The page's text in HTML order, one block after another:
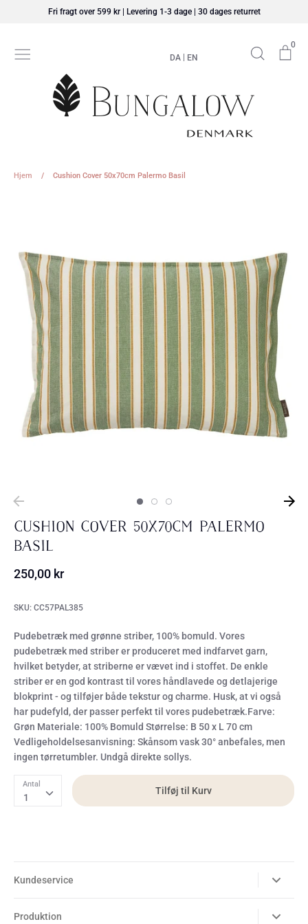
Fri fragt over 599 kr | Levering 1-3 dage | 30 dages returret
DA EN
Søg
0
Hjem / Cushion Cover 50x70cm Palermo Basil
Cushion Cover 50x70cm Palermo
Basil
250,00 kr
SKU: CC57PAL385
Pudebetræk med grønne striber, 100% bomuld. Vores
pudebetræk med striber er produceret med indfarvet garn,
hvilket betyder, at striberne er vævet ind i stoffet. De enkle
striber er en god kontrast til vores håndlavede og detlajerige
blokprint - og tilføjer både tekstur og charme. Husk, at vi også
har pudefyld, der passer perfekt til vores pudebetræk.Farve:
Grøn Materiale: 100% Bomuld Størrelse: B 50 x L 70 cm
Vedligeholdelsesanvisning: Skånsom vask 30° anbefales, men
ingen tørretumbler. Undgå direkte sollys.
Antal
1
Tilføj til Kurv
Kundeservice
Produktion